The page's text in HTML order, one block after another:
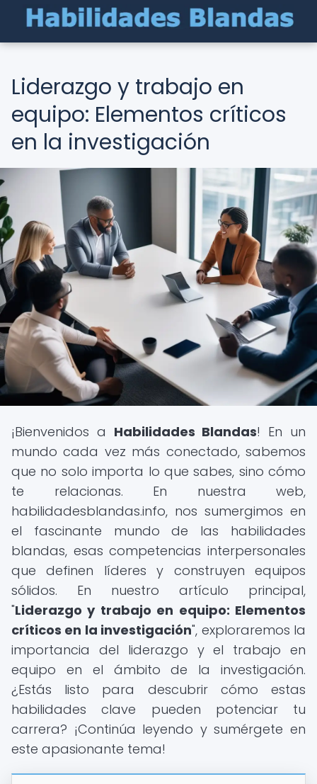
Liderazgo y trabajo en
equipo: Elementos críticos
en la investigación
¡Bienvenidos a Habilidades Blandas! En un
mundo cada vez más conectado, sabemos
que no solo importa lo que sabes, sino cómo
te relacionas. En nuestra web,
habilidadesblandas.info, nos sumergimos en
el fascinante mundo de las habilidades
blandas, esas competencias interpersonales
que definen líderes y construyen equipos
sólidos. En nuestro artículo principal,
"Liderazgo y trabajo en equipo: Elementos
críticos en la investigación", exploraremos la
importancia del liderazgo y el trabajo en
equipo en el ámbito de la investigación.
¿Estás listo para descubrir cómo estas
habilidades clave pueden potenciar tu
carrera? ¡Continúa leyendo y sumérgete en
este apasionante tema!